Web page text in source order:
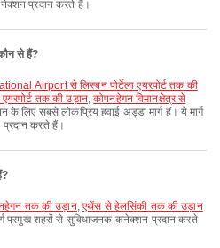
प्रदान करते हैं।
से हैं?
तक की उड़ान,कोपनहेगन विमानक्षेत्र से
के लिए सबसे लोकप्रिय हवाई अड्डा मार्ग हैं। ये मार्ग
करते हैं।
तक की उड़ान,एथेंस से हेलसिंकी तक की उड़ान
प्रमुख शहरों से सुविधाजनक कनेक्शन प्रदान करते